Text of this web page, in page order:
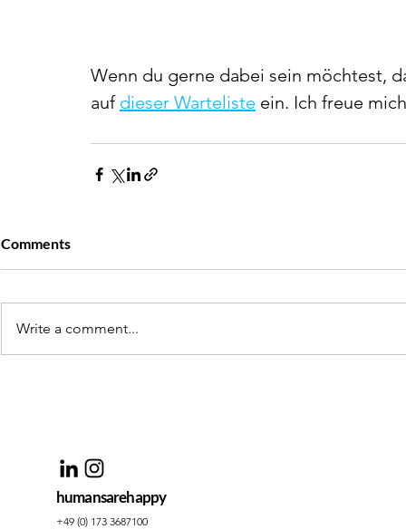
Wenn du gerne dabei sein möchtest,
auf dieser Warteliste ein. Ich freue
Comments
Write a comment...
humansarehappy
+49 (0) 173 3687100